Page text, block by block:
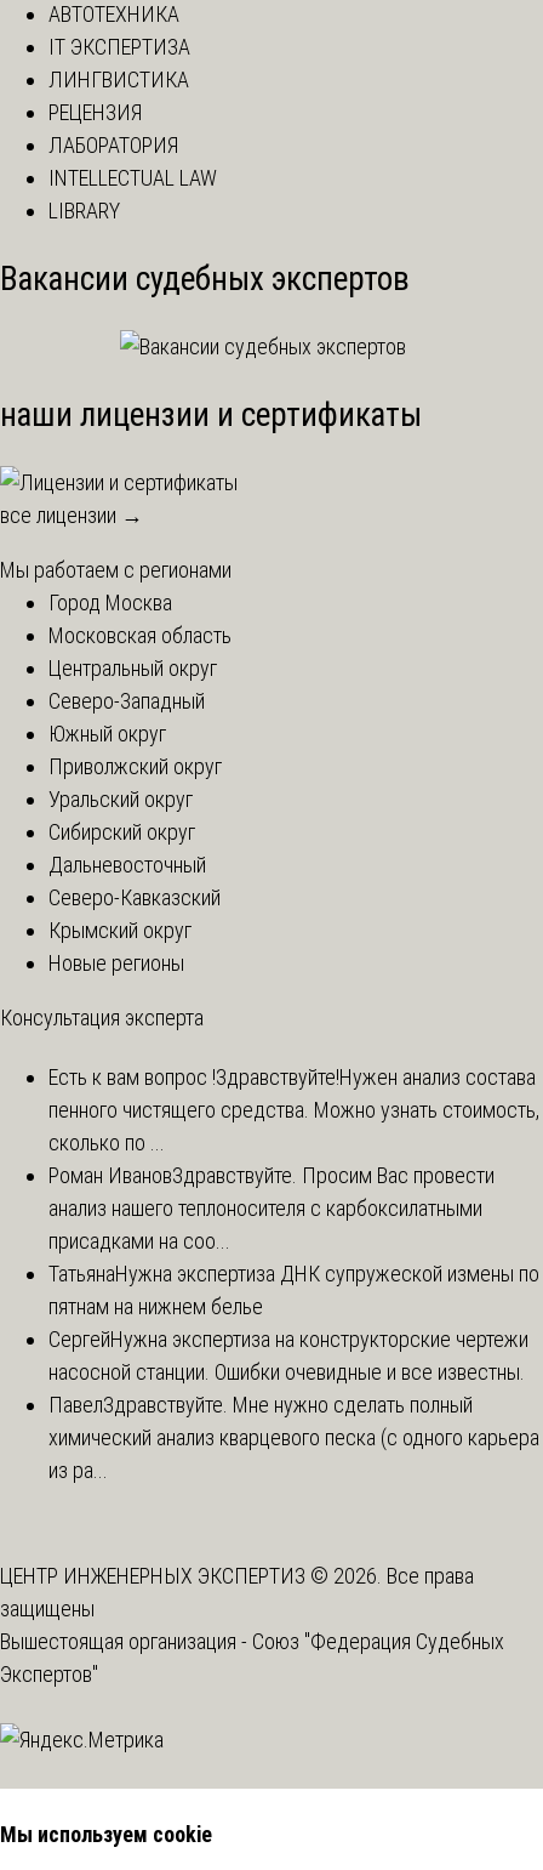
АВТОТЕХНИКА
IT ЭКСПЕРТИЗА
ЛИНГВИСТИКА
РЕЦЕНЗИЯ
ЛАБОРАТОРИЯ
INTELLECTUAL LAW
LIBRARY
Вакансии судебных экспертов
наши лицензии и сертификаты
все лицензии →
Мы работаем с регионами
Город Москва
Московская область
Центральный округ
Северо-Западный
Южный округ
Приволжский округ
Уральский округ
Сибирский округ
Дальневосточный
Северо-Кавказский
Крымский округ
Новые регионы
Консультация эксперта
Есть к вам вопрос !Здравствуйте!Нужен анализ состава
пенного чистящего средства. Можно узнать стоимость,
сколько по ...
Роман ИвановЗдравствуйте. Просим Вас провести
анализ нашего теплоносителя с карбоксилатными
присадками на соо...
ТатьянаНужна экспертиза ДНК супружеской измены по
пятнам на нижнем белье
СергейНужна экспертиза на конструкторские чертежи
насосной станции. Ошибки очевидные и все известны.
ПавелЗдравствуйте. Мне нужно сделать полный
химический анализ кварцевого песка (с одного карьера
из ра...
ЦЕНТР ИНЖЕНЕРНЫХ ЭКСПЕРТИЗ © 2026. Все права
защищены
Вышестоящая организация - Союз "Федерация Судебных
Экспертов"
Мы используем cookie